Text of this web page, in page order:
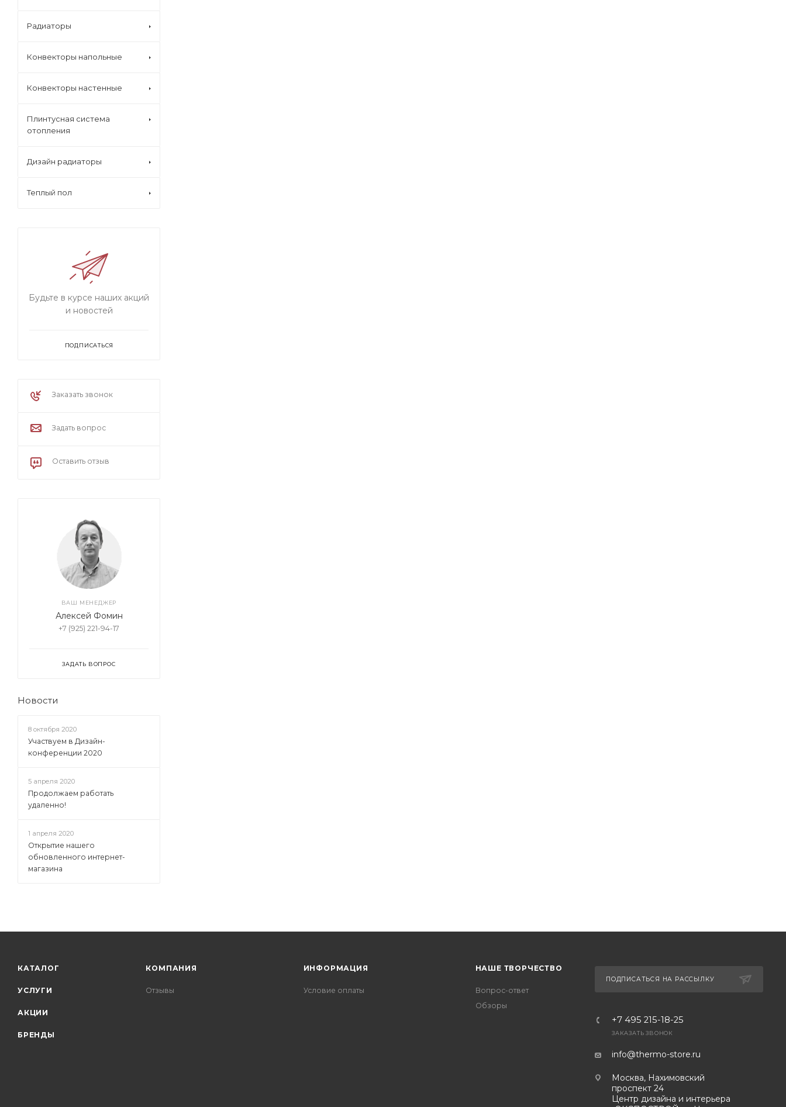
Радиаторы
Конвекторы напольные
Конвекторы настенные
Плинтусная система
отопления
Дизайн радиаторы
Теплый пол
Будьте в курсе наших акций
и новостей
ПОДПИСАТЬСЯ
Заказать звонок
Задать вопрос
Оставить отзыв
ВАШ МЕНЕДЖЕР
Алексей Фомин
+7 (925) 221-94-17
ЗАДАТЬ ВОПРОС
Новости
8 октября 2020
Участвуем в Дизайн-
конференции 2020
5 апреля 2020
Продолжаем работать
удаленно!
1 апреля 2020
Открытие нашего
обновленного интернет-
магазина
КАТАЛОГ
УСЛУГИ
АКЦИИ
БРЕНДЫ
КОМПАНИЯ
Отзывы
ИНФОРМАЦИЯ
Условие оплаты
НАШЕ ТВОРЧЕСТВО
Вопрос-ответ
Обзоры
ПОДПИСАТЬСЯ НА РАССЫЛКУ
+7 495 215-18-25
ЗАКАЗАТЬ ЗВОНОК
info@thermo-store.ru
Москва, Нахимовский
проспект 24
Центр дизайна и интерьера